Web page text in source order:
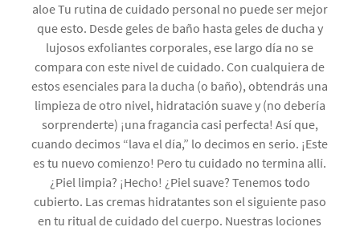
aloe Tu rutina de cuidado personal no puede ser mejor
que esto. Desde geles de baño hasta geles de ducha y
lujosos exfoliantes corporales, ese largo día no se
compara con este nivel de cuidado. Con cualquiera de
estos esenciales para la ducha (o baño), obtendrás una
limpieza de otro nivel, hidratación suave y (no debería
sorprenderte) ¡una fragancia casi perfecta! Así que,
cuando decimos “lava el día,” lo decimos en serio. ¡Este
es tu nuevo comienzo! Pero tu cuidado no termina allí.
¿Piel limpia? ¡Hecho! ¿Piel suave? Tenemos todo
cubierto. Las cremas hidratantes son el siguiente paso
en tu ritual de cuidado del cuerpo. Nuestras lociones